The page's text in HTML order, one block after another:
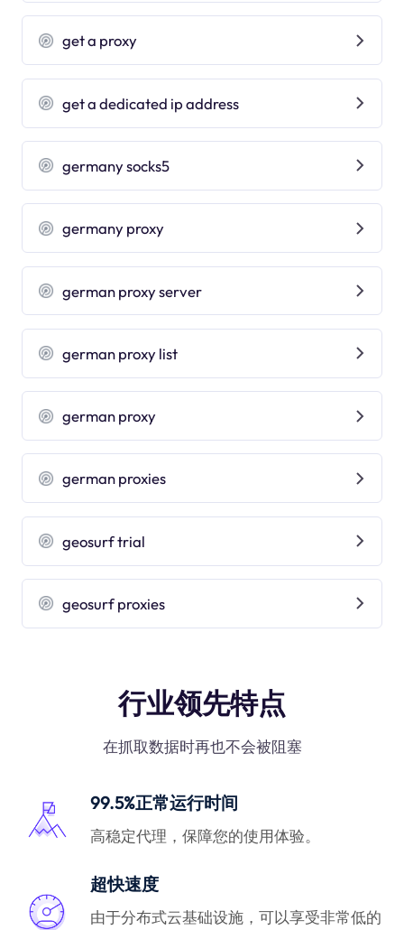
get a proxy
get a dedicated ip address
germany socks5
germany proxy
german proxy server
german proxy list
german proxy
german proxies
geosurf trial
geosurf proxies
行业领先特点
在抓取数据时再也不会被阻塞
99.5%正常运行时间
高稳定代理，保障您的使用体验。
超快速度
由于分布式云基础设施，可以享受非常低的